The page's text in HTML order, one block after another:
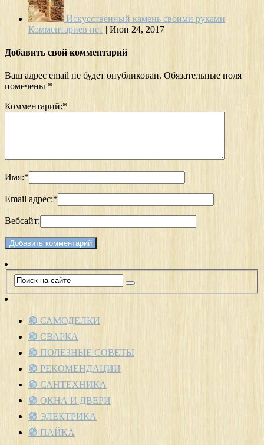
Искусственный камень своими руками
Комментариев нет | Июн 24, 2017
Добавить свой комментарий
Ваш адрес email не будет опубликован. Обязательные поля
помечены *
Комментарий:*
Имя:*
Email адрес:*
Вебсайт:
🟢 САМОДЕЛКИ
🟢 СВАРКА
🟢 ПОЛЕЗНЫЕ СОВЕТЫ
🟢 РЕКОМЕНДАЦИИ
🟢 САНТЕХНИКА
🟢 ОКНА И ДВЕРИ
🟢 ЭЛЕКТРИКА
🟢 ПАЙКА